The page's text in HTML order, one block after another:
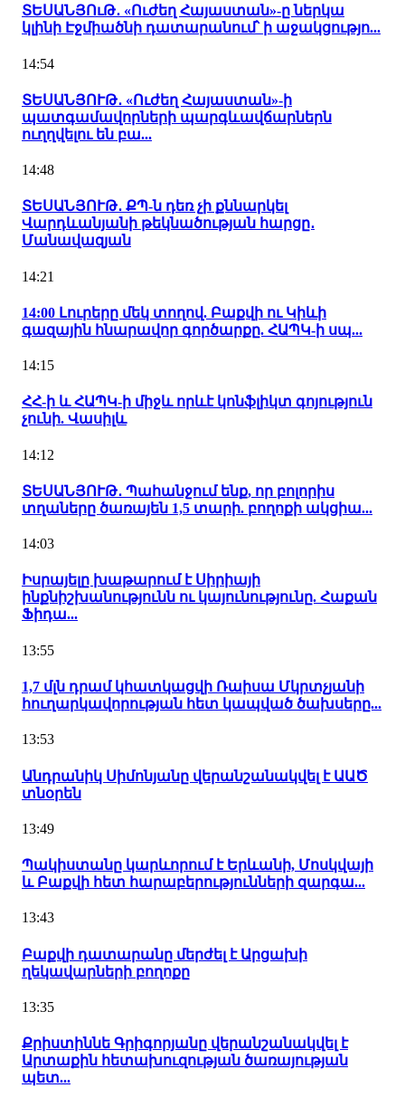
ՏԵՍԱՆՅՈւԹ․ «Ուժեղ Հայաստան»-ը ներկա
կլինի Էջմիածնի դատարանում՝ ի աջակցությո...
14:54
ՏԵՍԱՆՅՈՒԹ․ «Ուժեղ Հայաստան»-ի
պատգամավորների պարգևավճարներն
ուղղվելու են բա...
14:48
ՏԵՍԱՆՅՈՒԹ․ ՔՊ-ն դեռ չի քննարկել
Վարդևանյանի թեկնածության հարցը․
Մանավազյան
14:21
14:00 Լուրերը մեկ տողով. Բաքվի ու Կիևի
գազային հնարավոր գործարքը. ՀԱՊԿ-ի սպ...
14:15
ՀՀ-ի և ՀԱՊԿ-ի միջև որևէ կոնֆլիկտ գոյություն
չունի. Վասիլև
14:12
ՏԵՍԱՆՅՈՒԹ․ Պահանջում ենք, որ բոլորիս
տղաները ծառայեն 1,5 տարի. բողոքի ակցիա...
14:03
Իսրայելը խաթարում է Սիրիայի
ինքնիշխանությունն ու կայունությունը. Հաքան
Ֆիդա...
13:55
1,7 մլն դրամ կհատկացվի Ռաիսա Մկրտչյանի
հուղարկավորության հետ կապված ծախսերը...
13:53
Անդրանիկ Սիմոնյանը վերանշանակվել է ԱԱԾ
տնօրեն
13:49
Պակիստանը կարևորում է Երևանի, Մոսկվայի
և Բաքվի հետ հարաբերությունների զարգա...
13:43
Բաքվի դատարանը մերժել է Արցախի
ղեկավարների բողոքը
13:35
Քրիստիննե Գրիգորյանը վերանշանակվել է
Արտաքին հետախուզության ծառայության
պետ...